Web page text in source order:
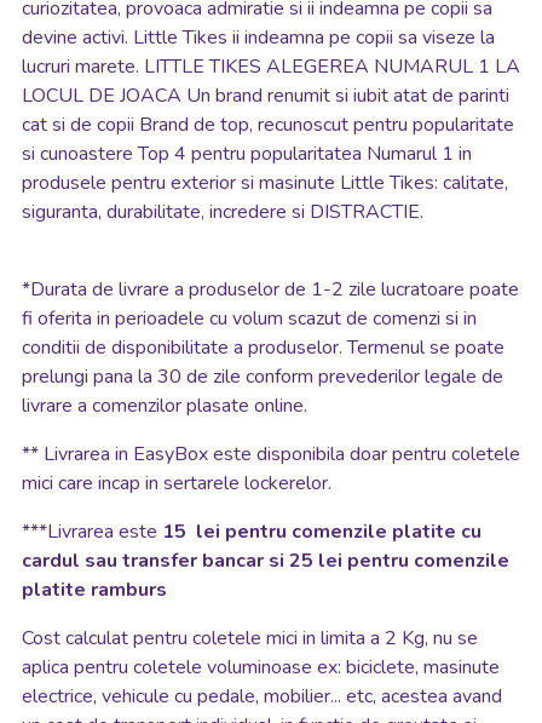
curiozitatea, provoaca admiratie si ii indeamna pe copii sa
devine activi. Little Tikes ii indeamna pe copii sa viseze la
lucruri marete. LITTLE TIKES ALEGEREA NUMARUL 1 LA
LOCUL DE JOACA Un brand renumit si iubit atat de parinti
cat si de copii Brand de top, recunoscut pentru popularitate
si cunoastere Top 4 pentru popularitatea Numarul 1 in
produsele pentru exterior si masinute Little Tikes: calitate,
siguranta, durabilitate, incredere si DISTRACTIE.
*Durata de livrare a produselor de 1-2 zile lucratoare poate
fi oferita in perioadele cu volum scazut de comenzi si in
conditii de disponibilitate a produselor. Termenul se poate
prelungi pana la 30 de zile conform prevederilor legale de
livrare a comenzilor plasate online.
** Livrarea in EasyBox este disponibila doar pentru coletele
mici care incap in sertarele lockerelor.
***Livrarea este 15 lei pentru comenzile platite cu
cardul sau transfer bancar si 25 lei pentru comenzile
platite ramburs
Cost calculat pentru coletele mici in limita a 2 Kg, nu se
aplica pentru coletele voluminoase ex: biciclete, masinute
electrice, vehicule cu pedale, mobilier... etc, acestea avand